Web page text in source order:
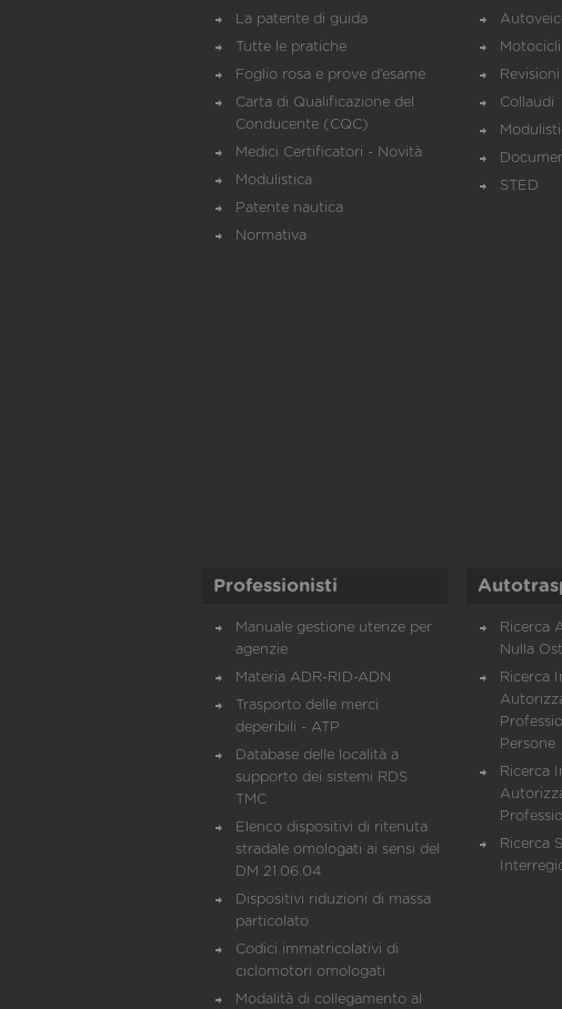
La patente di guida
Tutte le pratiche
Foglio rosa e prove d’esame
Carta di Qualificazione del
Conducente (CQC)
Medici Certificatori - Novità
Modulistica
Patente nautica
Normativa
Motocicli
Revisioni
Collaudi
STED
Professionisti
Manuale gestione utenze per
agenzie
Materia ADR-RID-ADN
Trasporto delle merci
deperibili - ATP
Database delle località a
supporto dei sistemi RDS
TMC
Elenco dispositivi di ritenuta
stradale omologati ai sensi del
DM 21.06.04
Dispositivi riduzioni di massa
particolato
Codici immatricolativi di
ciclomotori omologati
Modalità di collegamento al
Ricerca
Nulla
Ricerca
Persone
Ricerca
Ricerca